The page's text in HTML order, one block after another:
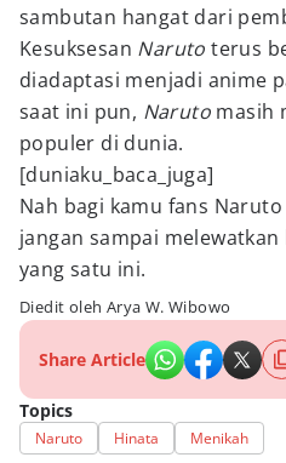
sambutan hangat dari
Kesuksesan Naruto terus
diadaptasi menjadi anime
saat ini pun, Naruto masih
populer di dunia.
[duniaku_baca_juga]
Nah bagi kamu fans
jangan sampai
yang satu ini.
Diedit oleh Arya W. Wibowo
Share Article
Topics
Naruto Hinata Menikah